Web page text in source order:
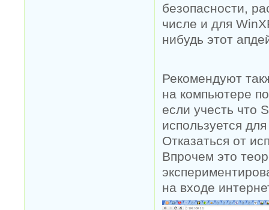
безопасности,
числе и для
нибудь этот
Рекомендуют
на компьютере
если учесть что
используется
Отказаться от
Впрочем это
на входе